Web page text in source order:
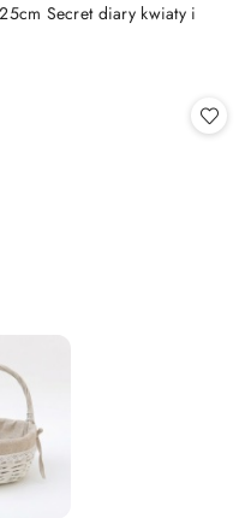
Secret diary kwiaty i